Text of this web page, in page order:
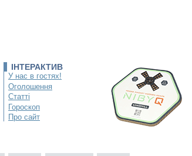
ІНТЕРАКТИВ
У нас в гостях!
Оголошення
Статті
Гороскоп
Про сайт